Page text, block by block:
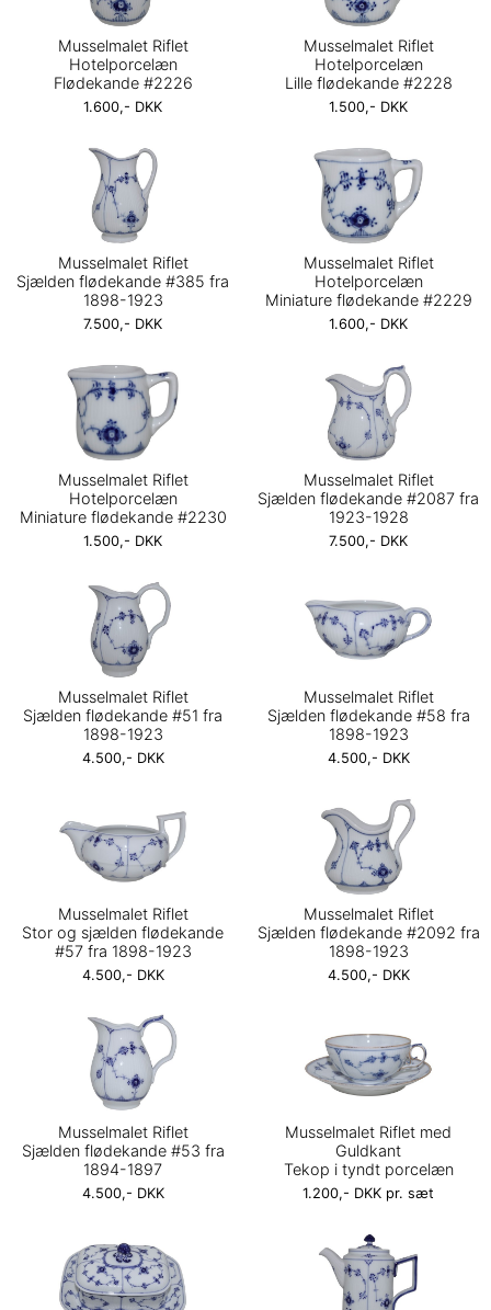
Musselmalet Riflet
Hotelporcelæn
Flødekande #2226
1.600,- DKK
Musselmalet Riflet
Hotelporcelæn
Lille flødekande #2228
1.500,- DKK
Musselmalet Riflet
Sjælden flødekande #385 fra
1898-1923
7.500,- DKK
Musselmalet Riflet
Hotelporcelæn
Miniature flødekande #2229
1.600,- DKK
Musselmalet Riflet
Hotelporcelæn
Miniature flødekande #2230
1.500,- DKK
Musselmalet Riflet
Sjælden flødekande #2087 fra
1923-1928
7.500,- DKK
Musselmalet Riflet
Sjælden flødekande #51 fra
1898-1923
4.500,- DKK
Musselmalet Riflet
Sjælden flødekande #58 fra
1898-1923
4.500,- DKK
Musselmalet Riflet
Stor og sjælden flødekande
#57 fra 1898-1923
4.500,- DKK
Musselmalet Riflet
Sjælden flødekande #2092 fra
1898-1923
4.500,- DKK
Musselmalet Riflet
Sjælden flødekande #53 fra
1894-1897
4.500,- DKK
Musselmalet Riflet med
Guldkant
Tekop i tyndt porcelæn
1.200,- DKK pr. sæt